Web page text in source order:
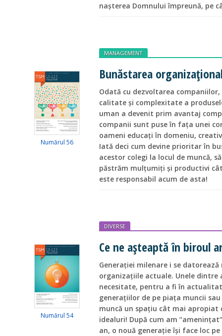
nașterea Domnului împreună, pe
Numărul 56
MANAGEMENT
Bunăstarea
Odată cu dezvoltarea
calitate și complexitate a
uman a devenit prim avantaj
companii sunt puse în fața unei
oameni educați în domeniu,
Iată deci cum devine prioritar în
acestor colegi la locul de muncă,
păstrăm mulțumiți și productivi
este responsabil acum de asta!
Numărul 54
DIVERSE
Ce ne așteaptă în biroul
Generației milenare i se
organizațiile actuale. Unele
necesitate, pentru a fi în
generațiilor de pe piața muncii
muncă un spațiu cât mai apropiat
idealuri! După cum am
an, o nouă generație își face loc